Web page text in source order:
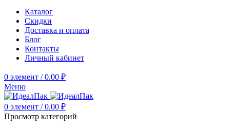
Каталог
Скидки
Доставка и оплата
Блог
Контакты
Личный кабинет
0 элемент / 0.00 ₽
Меню
0 элемент / 0.00 ₽
Просмотр категорий